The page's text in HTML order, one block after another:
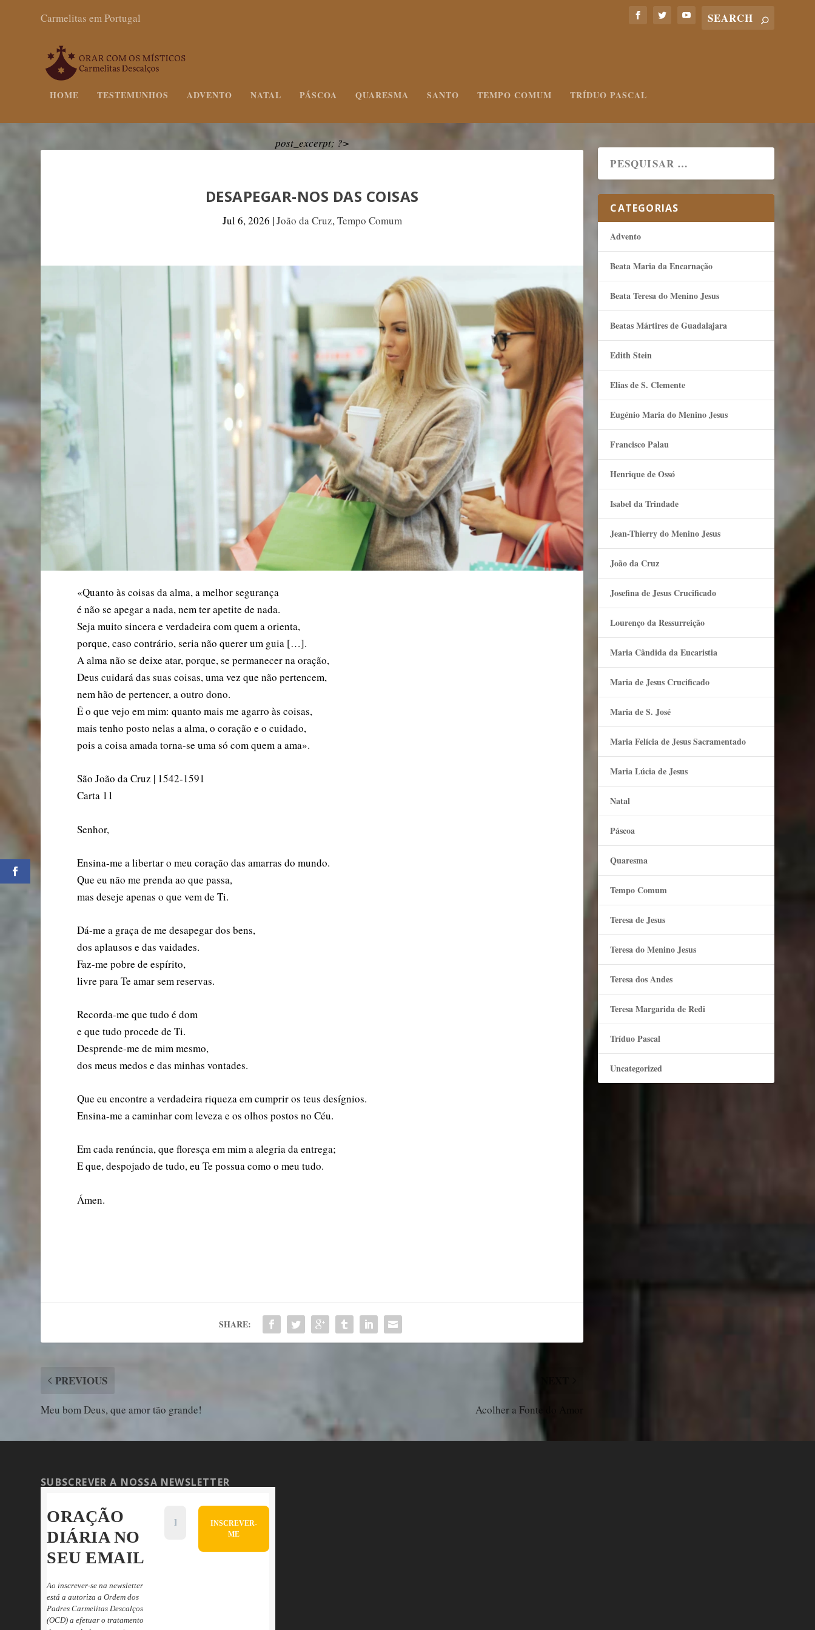
Carmelitas em Portugal
HOME TESTEMUNHOS ADVENTO NATAL PÁSCOA QUARESMA SANTO TEMPO COMUM TRÍDUO PASCAL
post_excerpt; ?>
DESAPEGAR-NOS DAS COISAS
Jul 6, 2026 |João da Cruz,Tempo Comum
«Quanto às coisas da alma, a melhor segurança
é não se apegar a nada, nem ter apetite de nada.
Seja muito sincera e verdadeira com quem a orienta,
porque, caso contrário, seria não querer um guia […].
A alma não se deixe atar, porque, se permanecer na oração,
Deus cuidará das suas coisas, uma vez que não pertencem,
nem hão de pertencer, a outro dono.
É o que vejo em mim: quanto mais me agarro às coisas,
mais tenho posto nelas a alma, o coração e o cuidado,
pois a coisa amada torna-se uma só com quem a ama».
São João da Cruz | 1542-1591
Carta 11
Senhor,
Ensina-me a libertar o meu coração das amarras do mundo.
Que eu não me prenda ao que passa,
mas deseje apenas o que vem de Ti.
Dá-me a graça de me desapegar dos bens,
dos aplausos e das vaidades.
Faz-me pobre de espírito,
livre para Te amar sem reservas.
Recorda-me que tudo é dom
e que tudo procede de Ti.
Desprende-me de mim mesmo,
dos meus medos e das minhas vontades.
Que eu encontre a verdadeira riqueza em cumprir os teus desígnios.
Ensina-me a caminhar com leveza e os olhos postos no Céu.
Em cada renúncia, que floresça em mim a alegria da entrega;
E que, despojado de tudo, eu Te possua como o meu tudo.
Ámen.
SHARE:
PREVIOUS
Meu bom Deus, que amor tão grande! Acolher a Fonte do Amor
CATEGORIAS
Advento
Beata Maria da Encarnação
Beata Teresa do Menino Jesus
Beatas Mártires de Guadalajara
Edith Stein
Elias de S. Clemente
Eugénio Maria do Menino Jesus
Francisco Palau
Henrique de Ossó
Isabel da Trindade
Jean-Thierry do Menino Jesus
João da Cruz
Josefina de Jesus Crucificado
Lourenço da Ressurreição
Maria Cândida da Eucaristia
Maria de Jesus Crucificado
Maria de S. José
Maria Felí­cia de Jesus Sacramentado
Maria Lúcia de Jesus
Natal
Páscoa
Quaresma
Tempo Comum
Teresa de Jesus
Teresa do Menino Jesus
Teresa dos Andes
Teresa Margarida de Redi
Tríduo Pascal
Uncategorized
SUBSCREVER A NOSSA NEWSLETTER
ORAÇÃO
DIÁRIA NO
SEU EMAIL
Ao inscrever-se na newsletter
está a autoriza a Ordem dos
Padres Carmelitas Descalços
(OCD) a efetuar o tratamento